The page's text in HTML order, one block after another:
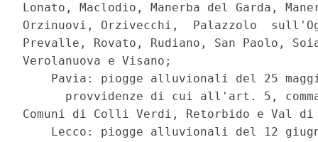
Lonato, Maclodio, Manerba del Garda,
Orzinuovi, Orzivecchi,  Palazzolo
Prevalle, Rovato, Rudiano, San Paolo,
Verolanuova e Visano;
Pavia: piogge alluvionali del 25
provvidenze di cui all'art. 5,
Comuni di Colli Verdi, Retorbido e Val
Lecco: piogge alluvionali del 12